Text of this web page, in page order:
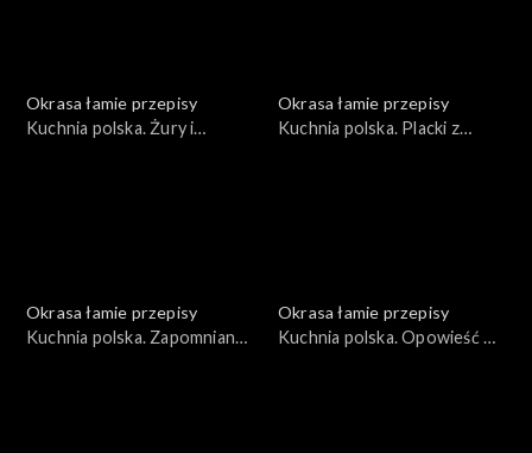
Okrasa łamie przepisy
Kuchnia polska. Żury i
Okrasa łamie przepisy
Kuchnia polska. Placki z
Okrasa łamie przepisy
Kuchnia polska. Zapomniany
Okrasa łamie przepisy
Kuchnia polska. Opowieść o